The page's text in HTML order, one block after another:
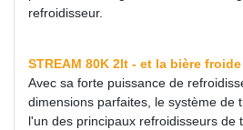
refroidisseur.
STREAM 80K 2lt - et la bière
Avec sa forte puissance de
dimensions parfaites, le système de
l'un des principaux refroidisseurs de